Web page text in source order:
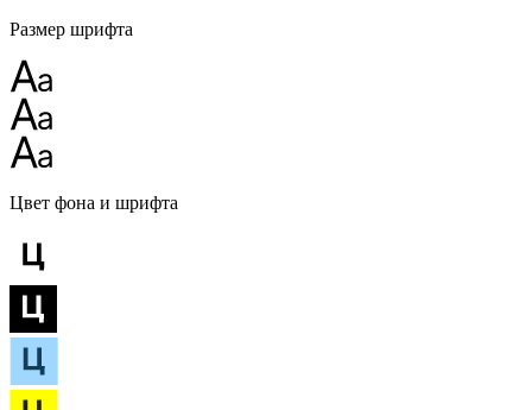
Размер шрифта
Цвет фона и шрифта